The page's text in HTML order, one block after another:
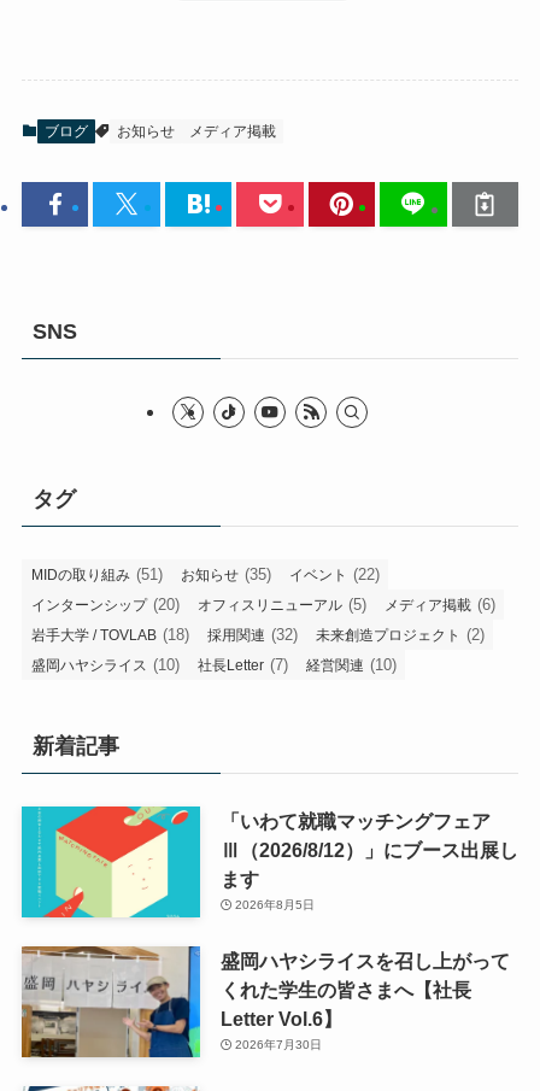
ブログ お知らせ メディア掲載
SNS
タグ
MIDの取り組み (51) お知らせ (35) イベント (22)
インターンシップ(20) オフィスリニューアル (5) メディア掲載 (6)
岩手大学 / TOVLAB (18) 採用関連 (32) 未来創造プロジェクト (2)
盛岡ハヤシライス (10) 社長Letter (7) 経営関連 (10)
新着記事
「いわて就職マッチングフェア
Ⅲ（2026/8/12）」にブース出展し
ます
2026年8月5日
盛岡ハヤシライスを召し上がって
くれた学生の皆さまへ【社長
Letter Vol.6】
2026年7月30日